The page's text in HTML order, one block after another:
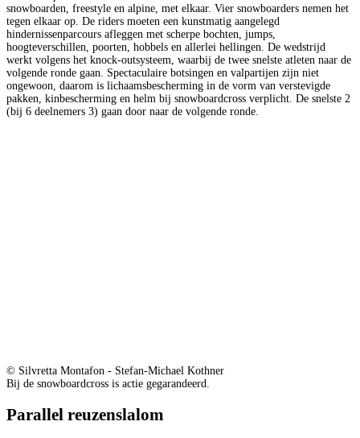
snowboarden, freestyle en alpine, met elkaar. Vier snowboarders nemen het
tegen elkaar op. De riders moeten een kunstmatig aangelegd
hindernissenparcours afleggen met scherpe bochten, jumps,
hoogteverschillen, poorten, hobbels en allerlei hellingen. De wedstrijd
werkt volgens het knock-outsysteem, waarbij de twee snelste atleten naar de
volgende ronde gaan. Spectaculaire botsingen en valpartijen zijn niet
ongewoon, daarom is lichaamsbescherming in de vorm van verstevigde
pakken, kinbescherming en helm bij snowboardcross verplicht. De snelste 2
(bij 6 deelnemers 3) gaan door naar de volgende ronde.
© Silvretta Montafon - Stefan-Michael Kothner
Bij de snowboardcross is actie gegarandeerd.
Parallel reuzenslalom